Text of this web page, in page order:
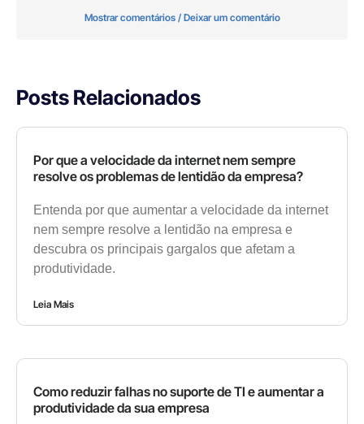
Mostrar comentários / Deixar um comentário
Posts Relacionados
Por que a velocidade da internet nem sempre
resolve os problemas de lentidão da empresa?
Entenda por que aumentar a velocidade da internet
nem sempre resolve a lentidão na empresa e
descubra os principais gargalos que afetam a
produtividade.
Leia Mais
Como reduzir falhas no suporte de TI e aumentar a
produtividade da sua empresa